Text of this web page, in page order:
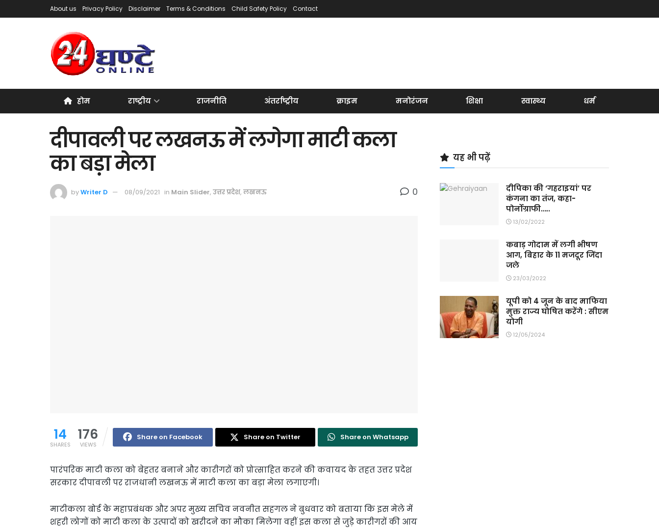
About us Privacy Policy Disclaimer Terms & Conditions Child Safety Policy Contact
होम राष्ट्रीय राजनीति अंतर्राष्ट्रीय क्राइम मनोरंजन शिक्षा स्वास्थ्य धर्म
दीपावली पर लखनऊ में लगेगा माटी कला
का बड़ा मेला
byWriter D 08/09/2021 in Main Slider, उत्तर प्रदेश, लखनऊ 0
14
SHARES
176
VIEWS
Share on Facebook Share on Twitter Share on Whatsapp
पारंपरिक माटी कला को बेहतर बनाने और कारीगरों को प्रोत्साहित करने की कवायद के तहत उत्तर प्रदेश
सरकार दीपावली पर राजधानी लखनऊ में माटी कला का बड़ा मेला लगाएगी।
माटीकला बोर्ड के महाप्रबंधक और अपर मुख्य सचिव नवनीत सहगल ने बुधवार को बताया कि इस मेले में
शहरी लोगों को माटी कला के उत्पादों को खरीदने का मौका मिलेगा वहीं इस कला से जुड़े कारीगरों की आय
यह भी पढ़ें
दीपिका की ‘गहराइयां’ पर
कंगना का तंज, कहा-
पोर्नोग्राफी…..
13/02/2022
कबाड़ गोदाम में लगी भीषण
आग, बिहार के 11 मजदूर जिंदा
जले
23/03/2022
यूपी को 4 जून के बाद माफिया
मुक्त राज्य घोषित करेंगे : सीएम
योगी
12/05/2024